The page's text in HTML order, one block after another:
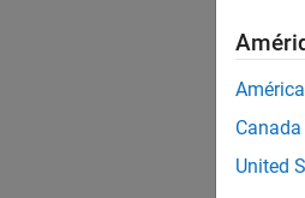
Canada
United